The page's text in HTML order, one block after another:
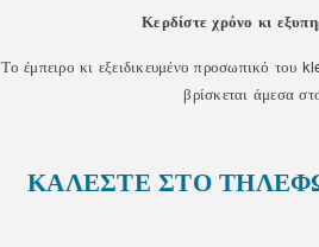
Κερδίστε χρόνο κι
Το έμπειρο κι εξειδικευμένο προσωπικό του
βρίσκεται άμεσα
ΚΑΛΕΣΤΕ ΣΤΟ